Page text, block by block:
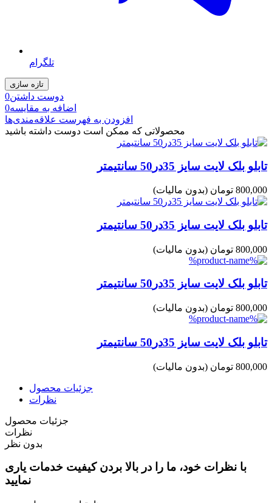
تلگرام
دوست داشتن0
اضافه به مقایسه0
افزودن به فهرست علاقه‌مندی‌ها
محصولاتی که ممکن است دوست داشته باشید
تابلو بلک لایت سایز 35در50 سانتیمتر
800,000 تومان (بدون مالیات)
تابلو بلک لایت سایز 35در50 سانتیمتر
800,000 تومان (بدون مالیات)
تابلو بلک لایت سایز 35در50 سانتیمتر
800,000 تومان (بدون مالیات)
تابلو بلک لایت سایز 35در50 سانتیمتر
800,000 تومان (بدون مالیات)
جزئیات محصول
نظرات
جزئیات محصول
نظرات
بدون نظر
با نظرات خود، ما را در بالا بردن کیفیت خدمات یاری
نمایید